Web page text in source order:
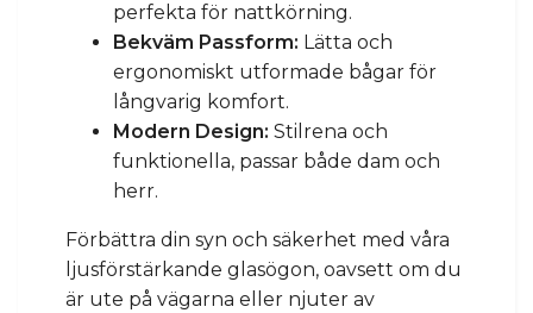
perfekta för nattkörning.
Bekväm Passform: Lätta och
ergonomiskt utformade bågar för
långvarig komfort.
Modern Design: Stilrena och
funktionella, passar både dam och
herr.
Förbättra din syn och säkerhet med våra
ljusförstärkande glasögon, oavsett om du
är ute på vägarna eller njuter av